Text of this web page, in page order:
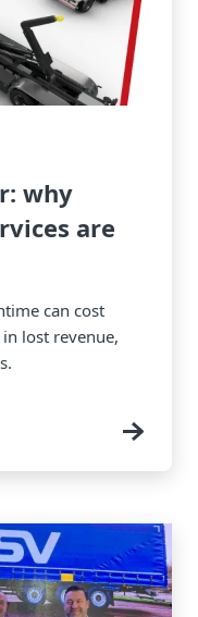
why
are
can cost
lost revenue,